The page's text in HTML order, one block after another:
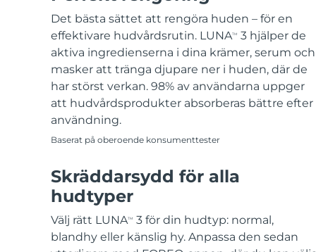
Det bästa sättet att rengöra huden – för en
effektivare hudvårdsrutin. LUNATM
3 hjälper de
aktiva ingredienserna i dina krämer, serum och
masker att tränga djupare ner i huden, där de
har störst verkan. 98% av användarna uppger
att hudvårdsprodukter absorberas bättre efter
användning.
Baserat på oberoende konsumenttester
Skräddarsydd för alla
hudtyper
Välj rätt LUNATM
3 för din hudtyp: normal,
blandhy eller känslig hy. Anpassa den sedan